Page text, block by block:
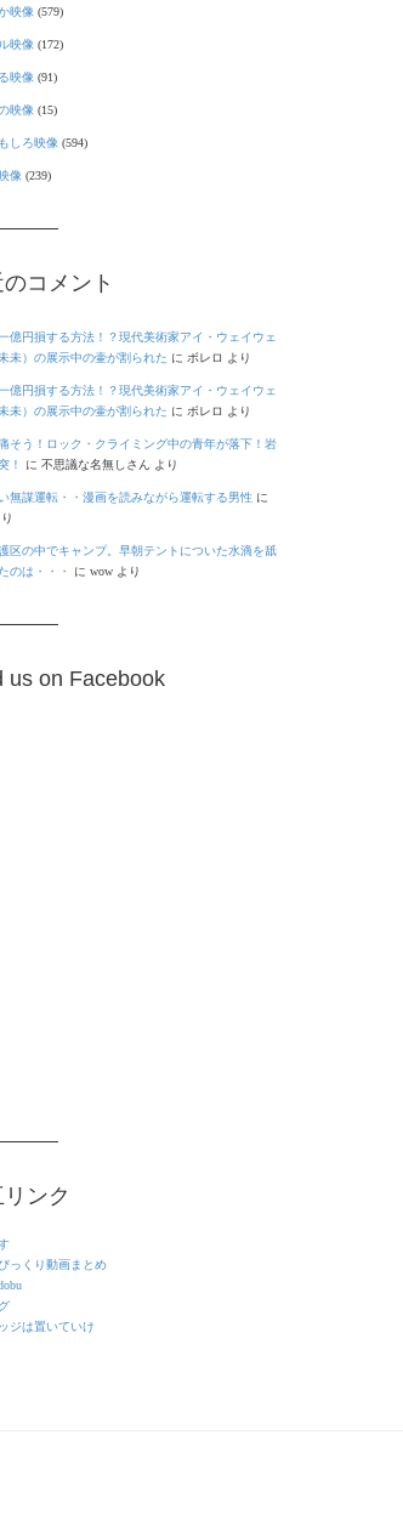
映像 (579)
映像 (172)
映像 (91)
映像 (15)
しろ映像 (594)
像 (239)
コメント
億円損する方法！？現代美術家アイ・ウェイウェ
未）の展示中の壷が割られた に ボレロ より
億円損する方法！？現代美術家アイ・ウェイウェ
未）の展示中の壷が割られた に ボレロ より
そう！ロック・クライミング中の青年が落下！岩
！
に 不思議な名無しさん より
無謀運転・・漫画を読みながら運転する男性に
区の中でキャンプ。早朝テントについた水滴を舐
のは・・・
に wowより
us on Facebook
ンク
っくり動画まとめ
ジは置いていけ